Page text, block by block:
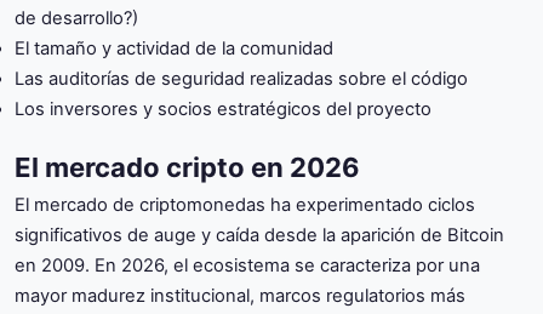
de desarrollo?)
El tamaño y actividad de la comunidad
Las auditorías de seguridad realizadas sobre el código
Los inversores y socios estratégicos del proyecto
El mercado cripto en 2026
El mercado de criptomonedas ha experimentado ciclos
significativos de auge y caída desde la aparición de Bitcoin
en 2009. En 2026, el ecosistema se caracteriza por una
mayor madurez institucional, marcos regulatorios más